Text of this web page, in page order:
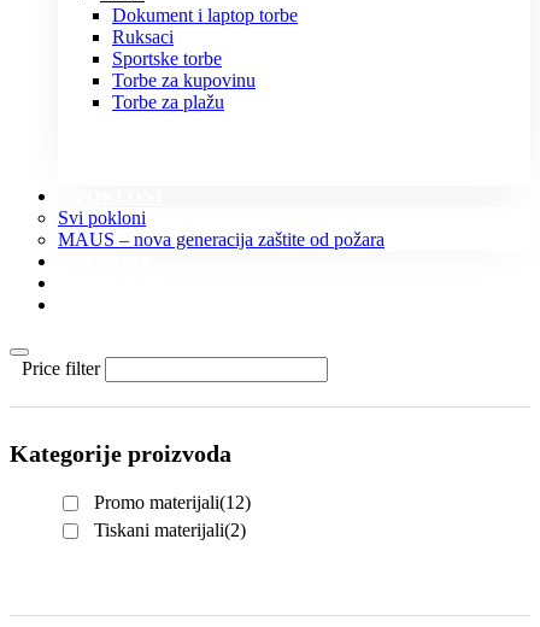
Dokument i laptop torbe
Ruksaci
Sportske torbe
Torbe za kupovinu
Torbe za plažu
Svi pokloni
MAUS – nova generacija zaštite od požara
Price filter
Kategorije proizvoda
Promo materijali(12)
Tiskani materijali(2)